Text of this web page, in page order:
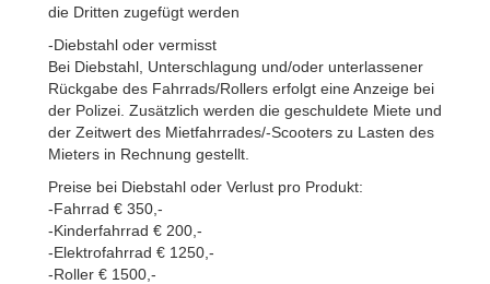
die Dritten zugefügt werden
-Diebstahl oder vermisst
Bei Diebstahl, Unterschlagung und/oder unterlassener
Rückgabe des Fahrrads/Rollers erfolgt eine Anzeige bei
der Polizei. Zusätzlich werden die geschuldete Miete und
der Zeitwert des Mietfahrrades/-Scooters zu Lasten des
Mieters in Rechnung gestellt.
Preise bei Diebstahl oder Verlust pro Produkt:
-Fahrrad € 350,-
-Kinderfahrrad € 200,-
-Elektrofahrrad € 1250,-
-Roller € 1500,-